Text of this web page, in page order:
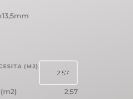
(M2)
2,57